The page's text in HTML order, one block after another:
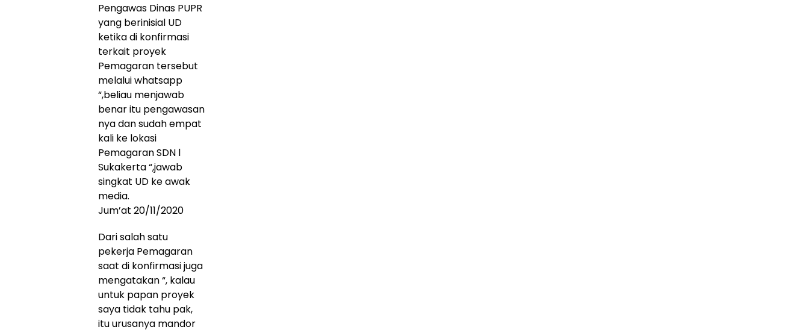
Pengawas Dinas PUPR
yang berinisial UD
ketika di konfirmasi
terkait proyek
Pemagaran tersebut
melalui whatsapp
“,beliau menjawab
benar itu pengawasan
nya dan sudah empat
kali ke lokasi
Pemagaran SDN l
Sukakerta “,jawab
singkat UD ke awak
media.
Jum’at 20/11/2020
Dari salah satu
pekerja Pemagaran
saat di konfirmasi juga
mengatakan “, kalau
untuk papan proyek
saya tidak tahu pak,
itu urusanya mandor